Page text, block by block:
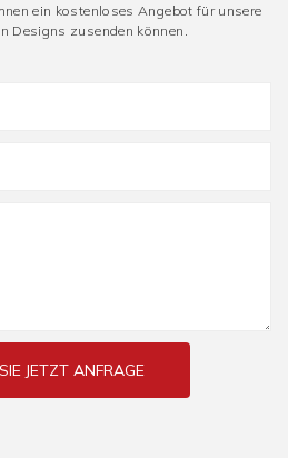
ein kostenloses Angebot für unsere
Designs zusenden können.
JETZT ANFRAGE